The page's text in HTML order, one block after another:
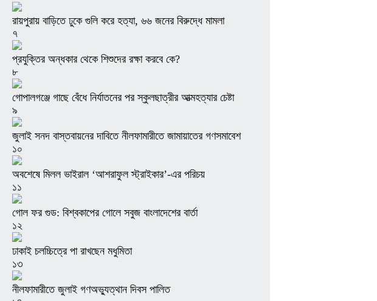
রায়পুরায় বাড়িতে ঢুকে গুলি করে হত্যা, ৬৬ জনের বিরুদ্ধে মামলা
৭
প্রযুক্তির অন্ধকার থেকে শিশুদের রক্ষা করবে কে?
৮
গোপালগঞ্জে গাছে বেঁধে নির্যাতনের পর স্কুলছাত্রীর আত্মহত্যার চেষ্টা
৯
জুলাই সনদ বাস্তবায়নের দাবিতে নীলফামারীতে জামায়াতের গণসমাবেশ
১০
অবশেষে মিলল ভাইরাল ‘আশরাফুল স্ট্রাইকার’-এর পরিচয়
১১
গোল ফর গুড: বিশ্বকাপের গোলে সবুজ বাংলাদেশের বার্তা
১২
ঢাকাই চলচ্চিত্রে পা রাখছেন মধুমিতা
১৩
নীলফামারীতে জুলাই গণঅভ্যুত্থান দিবস পালিত